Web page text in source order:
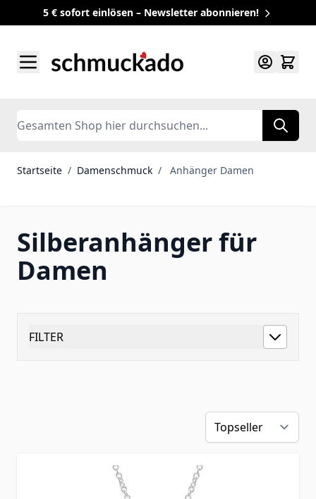
5 € sofort einlösen – Newsletter abonnieren!
Search
Startseite / Damenschmuck / Anhänger Damen
Silberanhänger für
Damen
FILTER